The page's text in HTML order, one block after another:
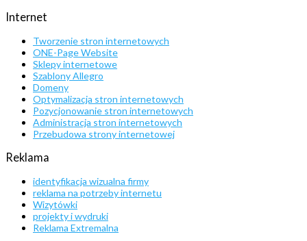
Internet
Tworzenie stron internetowych
ONE-Page Website
Sklepy internetowe
Szablony Allegro
Domeny
Optymalizacja stron internetowych
Pozycjonowanie stron internetowych
Administracja stron internetowych
Przebudowa strony internetowej
Reklama
identyfikacja wizualna firmy
reklama na potrzeby internetu
Wizytówki
projekty i wydruki
Reklama Extremalna